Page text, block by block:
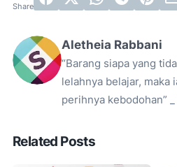
Aletheia Rabbani
“Barang siapa yang
lelahnya belajar, maka
perihnya kebodohan” _
Related Posts